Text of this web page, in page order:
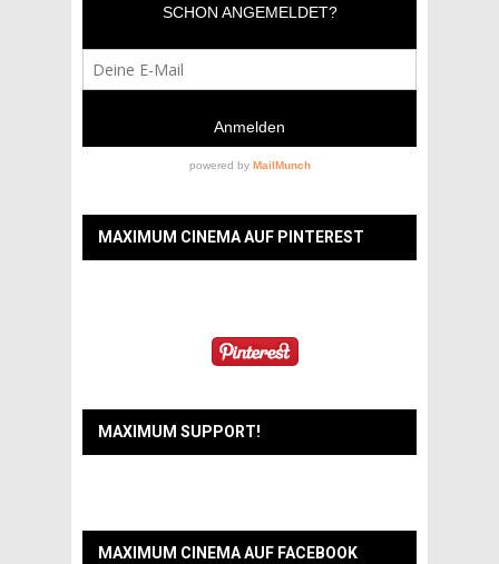
MAXIMUM CINEMA AUF PINTEREST
MAXIMUM SUPPORT!
MAXIMUM CINEMA AUF FACEBOOK